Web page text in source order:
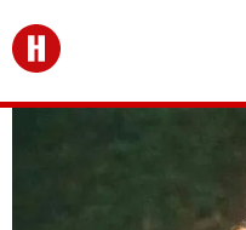
Перейти на главную